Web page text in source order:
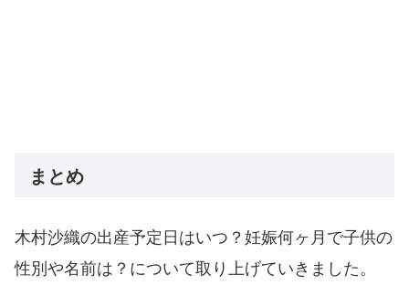
まとめ
木村沙織の出産予定日はいつ？妊娠何ヶ月で子供の
性別や名前は？について取り上げていきました。